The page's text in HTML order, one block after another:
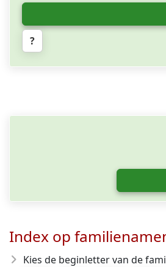
?
Index op
Kies de beginletter van de